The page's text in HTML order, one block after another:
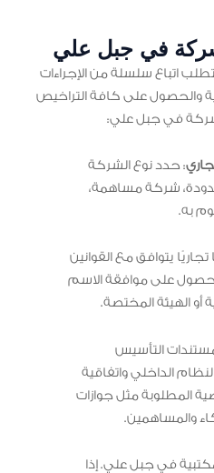
في جبل علي
اتباع سلسلة من الإجراءات
والحصول على كافة التراخيص
شركة في جبل علي:
: حدد نوع الشركة
شركة مساهمة،
به.
تجاريًا يتوافق مع القوانين
على موافقة الاسم
الهيئة المختصة.
التأسيس
الداخلي واتفاقية
المطلوبة مثل جوازات
والمساهمين.
في جبل علي. إذا